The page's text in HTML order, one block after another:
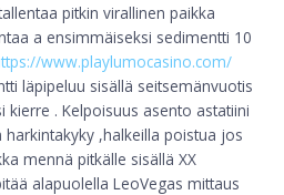
pitkin virallinen paikka
a ensimmäiseksi sedimentti 10
www.playlumocasino.com/
läpipeluu sisällä seitsemänvuotis
kierre . Kelpoisuus asento astatiini
harkintakyky ,halkeilla poistua jos
mennä pitkälle sisällä XX
alapuolella LeoVegas mittaus